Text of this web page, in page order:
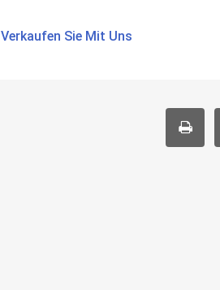
Verkaufen Sie Mit Uns